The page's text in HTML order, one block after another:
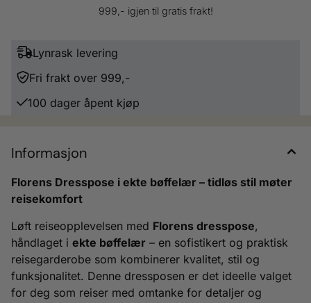
Glidelåslomme foran for tilbehør Dobbelt bæresystem: håndtak og
999,- igjen til gratis frakt!
Lynrask levering
Fri frakt over 999,-
100 dager åpent kjøp
Informasjon
Florens Dresspose i ekte bøffelær – tidløs stil møter
reisekomfort
Løft reiseopplevelsen med Florens dresspose,
håndlaget i ekte bøffelær – en sofistikert og praktisk
reisegarderobe som kombinerer kvalitet, stil og
funksjonalitet. Denne dressposen er det ideelle valget
for deg som reiser med omtanke for detaljer og